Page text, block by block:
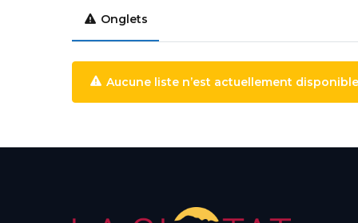
Onglets
Aucune liste n’est actuellement